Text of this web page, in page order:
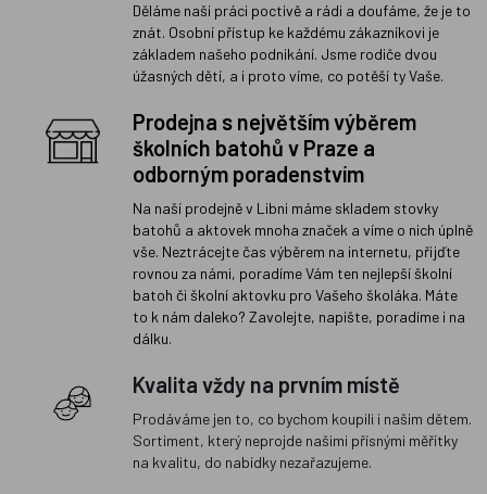
Děláme naši práci poctivě a rádi a doufáme, že je to
znát. Osobní přístup ke každému zákazníkovi je
základem našeho podnikání. Jsme rodiče dvou
úžasných dětí, a i proto víme, co potěší ty Vaše.
Prodejna s největším výběrem
školních batohů v Praze a
odborným poradenstvím
Na naší prodejně v Libni máme skladem stovky
batohů a aktovek mnoha značek a víme o nich úplně
vše. Neztrácejte čas výběrem na internetu, přijďte
rovnou za námi, poradíme Vám ten nejlepší školní
batoh či školní aktovku pro Vašeho školáka. Máte
to k nám daleko? Zavolejte, napište, poradíme i na
dálku.
Kvalita vždy na prvním místě
Prodáváme jen to, co bychom koupili i našim dětem.
Sortiment, který neprojde našimi přísnými měřítky
na kvalitu, do nabídky nezařazujeme.